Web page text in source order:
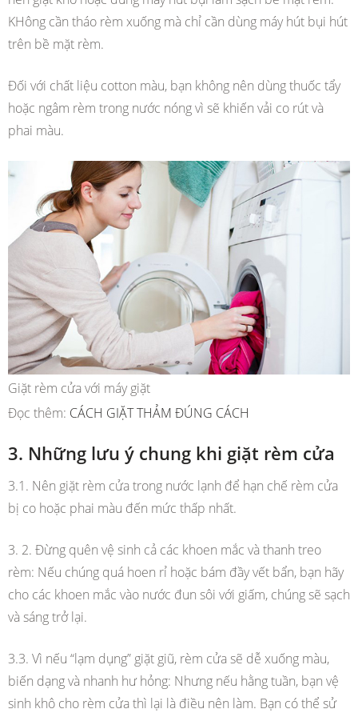
KHông cần tháo rèm xuống mà chỉ cần dùng máy hút bụi hút
trên bề mặt rèm.
Đối với chất liệu cotton màu, bạn không nên dùng thuốc tẩy
hoặc ngâm rèm trong nước nóng vì sẽ khiến vải co rút và
phai màu.
Giặt rèm cửa với máy giặt
Đọc thêm: CÁCH GIẶT THẢM ĐÚNG CÁCH
3. Những lưu ý chung khi giặt rèm cửa
3.1. Nên giặt rèm cửa trong nước lạnh để hạn chế rèm cửa
bị co hoặc phai màu đến mức thấp nhất.
3. 2. Đừng quên vệ sinh cả các khoen mắc và thanh treo
rèm: Nếu chúng quá hoen rỉ hoặc bám đầy vết bẩn, bạn hãy
cho các khoen mắc vào nước đun sôi với giấm, chúng sẽ sạch
và sáng trở lại.
3.3. Vì nếu “lạm dụng” giặt giũ, rèm cửa sẽ dễ xuống màu,
biến dạng và nhanh hư hỏng: Nhưng nếu hằng tuần, bạn vệ
sinh khô cho rèm cửa thì lại là điều nên làm. Bạn có thể sử